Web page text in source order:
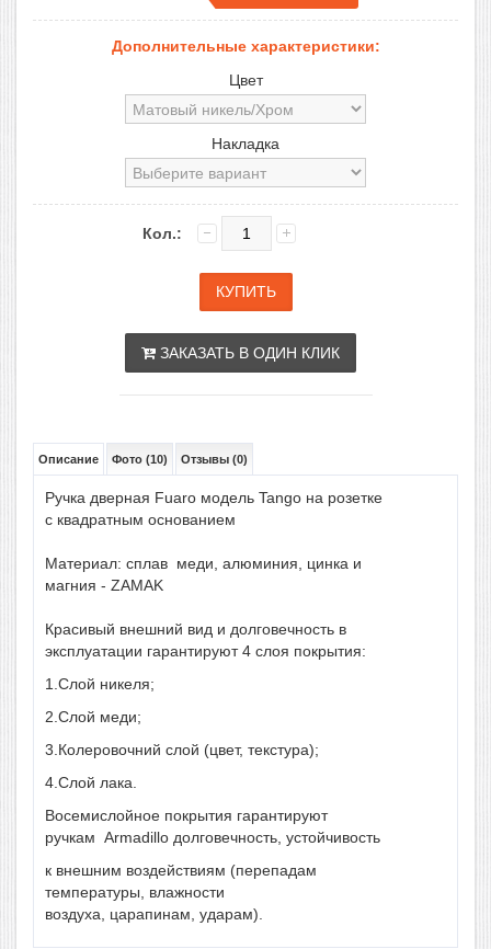
Дополнительные характеристики:
Цвет
Накладка
Кол.:
ЗАКАЗАТЬ В ОДИН КЛИК
Описание Фото (10) Отзывы (0)
Ручка дверная Fuaro модель Tango на розетке
с квадратным основанием
Материал: сплав меди алюминия цинка и
магния - ZAMAK
Красивый внешний вид и долговечность в
эксплуатации гарантируют 4 слоя покрытия:
1.Слой никеля;
2.Слой меди;
3.Колеровочний слой (цвет, текстура);
4.Слой лака.
Восемислойное покрытия гарантируют
ручкам Armadillo долговечность, устойчивость
к внешним воздействиям (перепадам
температуры, влажности
воздуха, царапинам ударам).